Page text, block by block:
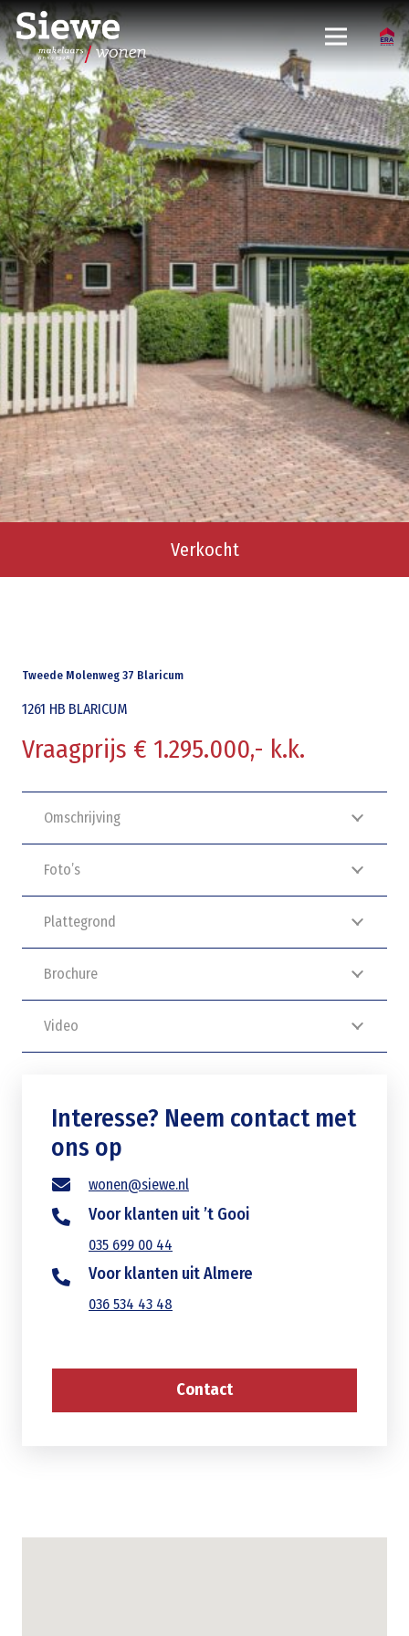
Verkocht
Tweede Molenweg 37 Blaricum
1261 HB BLARICUM
Vraagprijs € 1.295.000,- k.k.
Omschrijving
Foto’s
Plattegrond
Brochure
Video
Interesse? Neem contact met
ons op
wonen@siewe.nl
Voor klanten uit ’t Gooi
035 699 00 44
Voor klanten uit Almere
036 534 43 48
Contact